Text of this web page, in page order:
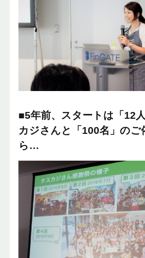
■5年前、スタートは「12
カジさんと「100名」のご
ら…